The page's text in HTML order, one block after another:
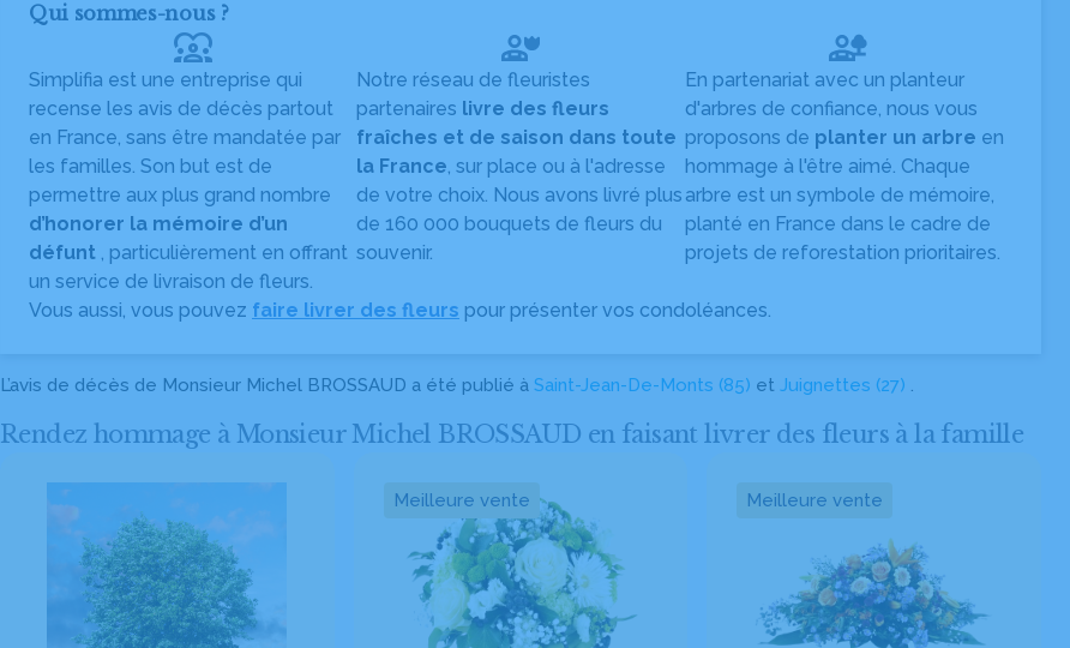
Qui sommes-nous ?
diversity_1
Simplifia est une entreprise qui
recense les avis de décès partout
en France, sans être mandatée par
les familles. Son but est de
permettre aux plus grand nombre
d’honorer la mémoire d’un
défunt , particulièrement en offrant
un service de livraison de fleurs.
Notre réseau de fleuristes
partenaires livre des fleurs
fraîches et de saison dans toute
la France, sur place ou à l'adresse
de votre choix. Nous avons livré plus
de 160 000 bouquets de fleurs du
souvenir.
En partenariat avec un planteur
d'arbres de confiance, nous vous
proposons de planter un arbre en
hommage à l'être aimé. Chaque
arbre est un symbole de mémoire,
planté en France dans le cadre de
projets de reforestation prioritaires.
Vous aussi, vous pouvez faire livrer des fleurs pour présenter vos condoléances.
L’avis de décès de Monsieur Michel BROSSAUD a été publié à Saint-Jean-De-Monts (85) et Juignettes (27) .
Rendez hommage à Monsieur Michel BROSSAUD en faisant livrer des fleurs à la famille
Meilleure vente Meilleure vente